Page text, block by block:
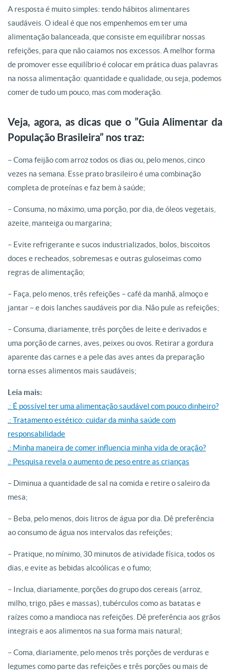
A resposta é muito simples: tendo hábitos alimentares
saudáveis. O ideal é que nos empenhemos em ter uma
alimentação balanceada, que consiste em equilibrar nossas
refeições, para que não caiamos nos excessos. A melhor forma
de promover esse equilíbrio é colocar em prática duas palavras
na nossa alimentação: quantidade e qualidade, ou seja, podemos
comer de tudo um pouco, mas com moderação.
Veja, agora, as dicas que o ”Guia Alimentar da
População Brasileira” nos traz:
– Coma feijão com arroz todos os dias ou, pelo menos, cinco
vezes na semana. Esse prato brasileiro é uma combinação
completa de proteínas e faz bem à saúde;
– Consuma, no máximo, uma porção, por dia, de óleos vegetais,
azeite, manteiga ou margarina;
– Evite refrigerante e sucos industrializados, bolos, biscoitos
doces e recheados, sobremesas e outras guloseimas como
regras de alimentação;
– Faça, pelo menos, três refeições – café da manhã, almoço e
jantar – e dois lanches saudáveis por dia. Não pule as refeições;
– Consuma, diariamente, três porções de leite e derivados e
uma porção de carnes, aves, peixes ou ovos. Retirar a gordura
aparente das carnes e a pele das aves antes da preparação
torna esses alimentos mais saudáveis;
Leia mais:
.: É possível ter uma alimentação saudável com pouco dinheiro?
.: Tratamento estético: cuidar da minha saúde com
responsabilidade
.: Minha maneira de comer influencia minha vida de oração?
.: Pesquisa revela o aumento de peso entre as crianças
– Diminua a quantidade de sal na comida e retire o saleiro da
mesa;
– Beba, pelo menos, dois litros de água por dia. Dê preferência
ao consumo de água nos intervalos das refeições;
– Pratique, no mínimo, 30 minutos de atividade física, todos os
dias, e evite as bebidas alcoólicas e o fumo;
– Inclua, diariamente, porções do grupo dos cereais (arroz,
milho, trigo, pães e massas), tubérculos como as batatas e
raízes como a mandioca nas refeições. Dê preferência aos grãos
integrais e aos alimentos na sua forma mais natural;
– Coma, diariamente, pelo menos três porções de verduras e
legumes como parte das refeições e três porções ou mais de